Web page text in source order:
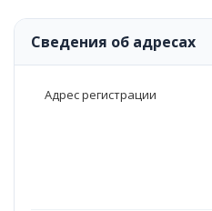
Сведения об адресах
Адрес регистрации